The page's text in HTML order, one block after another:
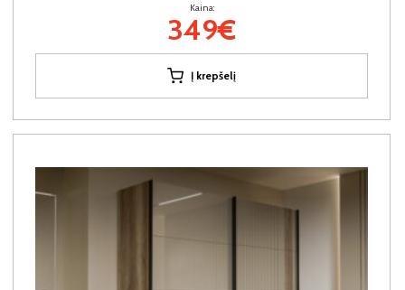
Kaina:
349€
Į krepšelį